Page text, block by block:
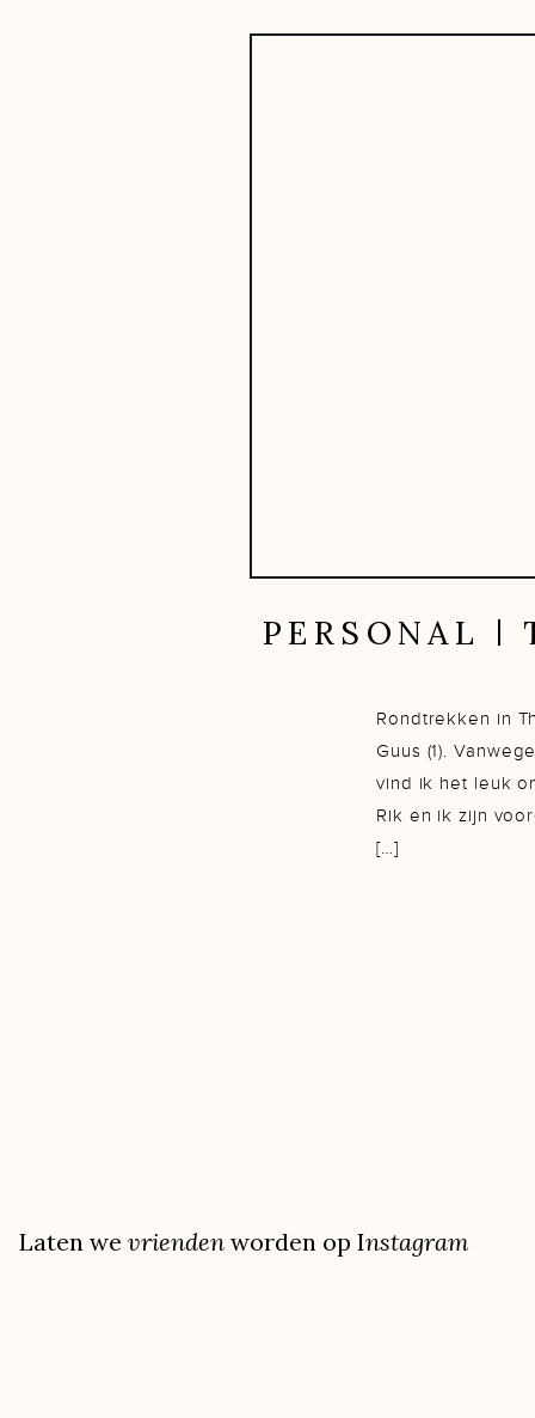
PERSONAL
Rondtrekken in
Guus (1).
vind ik het leuk
Rik en ik zijn
[…]
Laten we vrienden worden op Instagram